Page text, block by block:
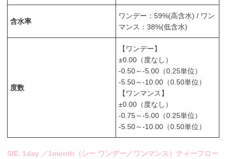
含水率
ワンデー：59%(高含水) / ワン
マンス：38%(低含水)
度数
【ワンデー】
±0.00（度なし）
-0.50～-5.00（0.25単位）
-5.50～-10.00（0.50単位）
【ワンマンス】
±0.00（度なし）
-0.75～-5.00（0.25単位）
-5.50～-10.00（0.50単位）
SIE. 1day ／1month（シー ワンデー／ワンマンス）ティーフロー